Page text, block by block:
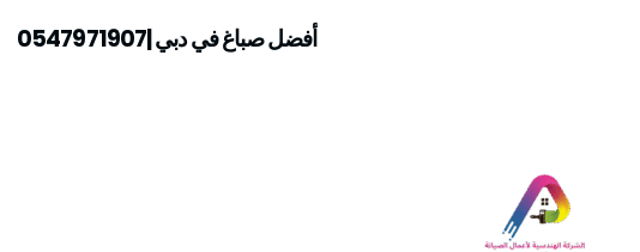
أفضل صباغ في دبي |0547971907